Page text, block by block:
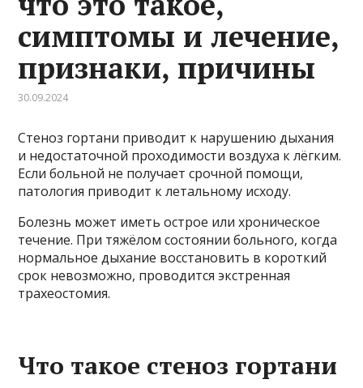
симптомы и лечение,
признаки, причины
30.09.2024
Стеноз гортани приводит к нарушению дыхания
и недостаточной проходимости воздуха к лёгким.
Если больной не получает срочной помощи,
патология приводит к летальному исходу.
Болезнь может иметь острое или хроническое
течение. При тяжёлом состоянии больного, когда
нормальное дыхание восстановить в короткий
срок невозможно, проводится экстренная
трахеостомия.
Что такое стеноз гортани